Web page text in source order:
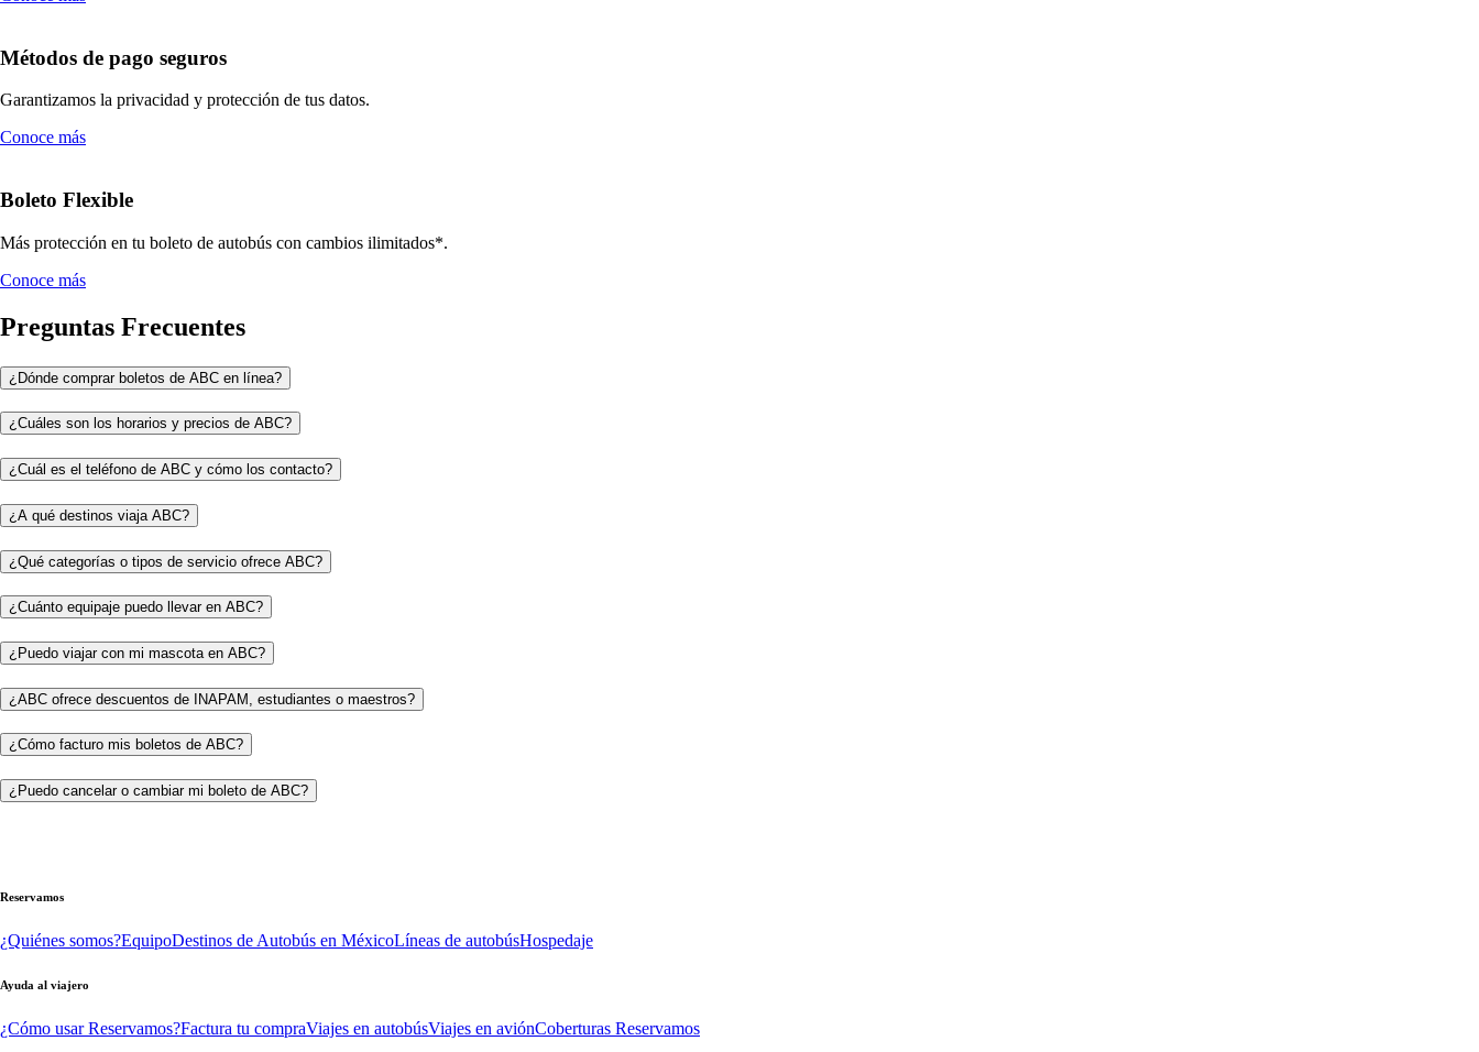
Métodos de pago seguros
Garantizamos la privacidad y protección de tus datos.
Conoce más
Boleto Flexible
Más protección en tu boleto de autobús con cambios ilimitados*.
Conoce más
Preguntas Frecuentes
¿Dónde comprar boletos de ABC en línea?
¿Cuáles son los horarios y precios de ABC?
¿Cuál es el teléfono de ABC y cómo los contacto?
¿A qué destinos viaja ABC?
¿Qué categorías o tipos de servicio ofrece ABC?
¿Cuánto equipaje puedo llevar en ABC?
¿Puedo viajar con mi mascota en ABC?
¿ABC ofrece descuentos de INAPAM, estudiantes o maestros?
¿Cómo facturo mis boletos de ABC?
¿Puedo cancelar o cambiar mi boleto de ABC?
Reservamos
¿Quiénes somos?EquipoDestinos de Autobús en MéxicoLíneas de autobúsHospedaje
Ayuda al viajero
¿Cómo usar Reservamos?Factura tu compraViajes en autobúsViajes en aviónCoberturas Reservamos